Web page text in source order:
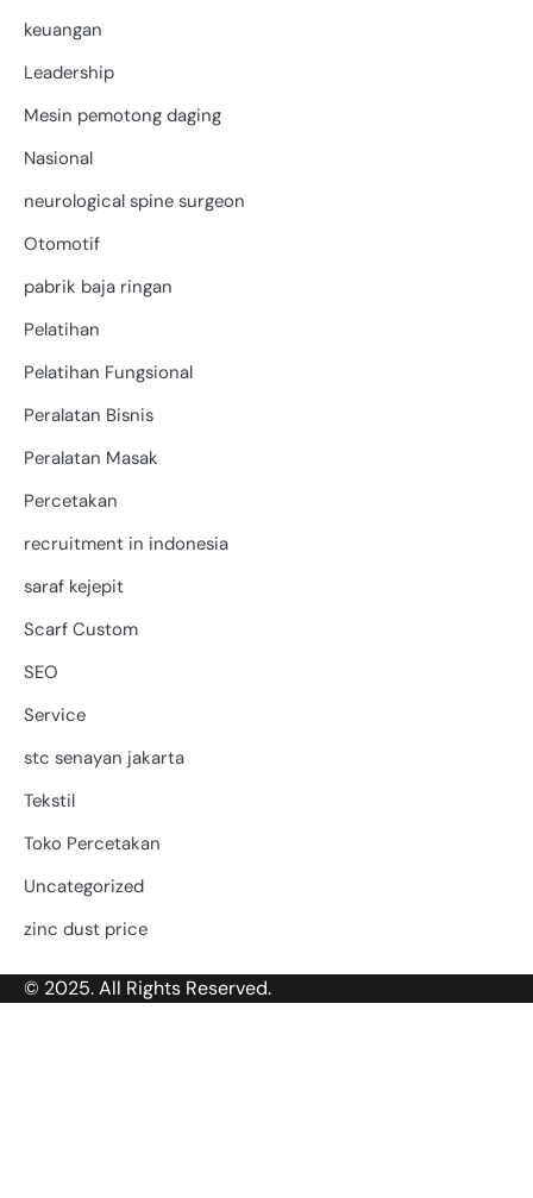
keuangan
Leadership
Mesin pemotong daging
Nasional
neurological spine surgeon
Otomotif
pabrik baja ringan
Pelatihan
Pelatihan Fungsional
Peralatan Bisnis
Peralatan Masak
Percetakan
recruitment in indonesia
saraf kejepit
Scarf Custom
SEO
Service
stc senayan jakarta
Tekstil
Toko Percetakan
Uncategorized
zinc dust price
© 2025. All Rights Reserved.